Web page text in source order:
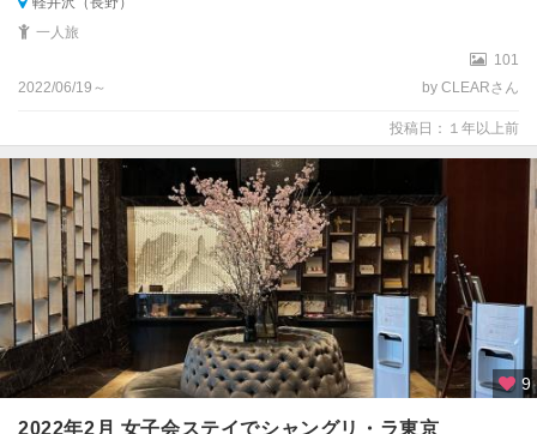
一人旅
101
2022/06/19～
by CLEARさん
投稿日：１年以上前
9
2022年2月 女子会ステイでシャングリ・ラ東京